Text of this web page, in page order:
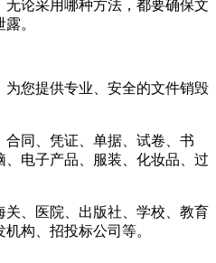
论采用哪种方法，都要确保文
。
您提供专业、安全的文件销毁
同、凭证、单据、试卷、书
电子产品、服装、化妆品、过
、医院、出版社、学校、教育
构、招投标公司等。